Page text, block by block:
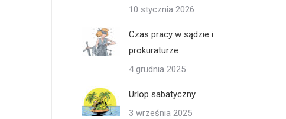
10 stycznia 2026
Czas pracy w sądzie i
prokuraturze
4 grudnia 2025
Urlop sabatyczny
3 września 2025